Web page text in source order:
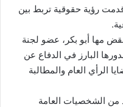
رؤية حقوقية تربط بين
مها أبو بكر، عضو لجنة
البارز في الدفاع عن
الرأي العام والمطالبة
من الشخصيات العامة